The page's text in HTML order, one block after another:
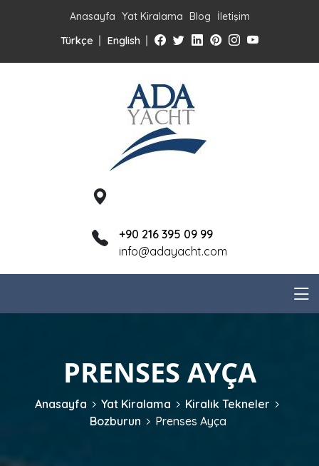
Anasayfa Yat Kiralama Blog İletişim
Türkçe English
+90 216 395 09 99
info@adayacht.com
PRENSES AYÇA
Anasayfa Yat Kiralama
Kiralık Tekneler
Bozburun
Prenses Ayça